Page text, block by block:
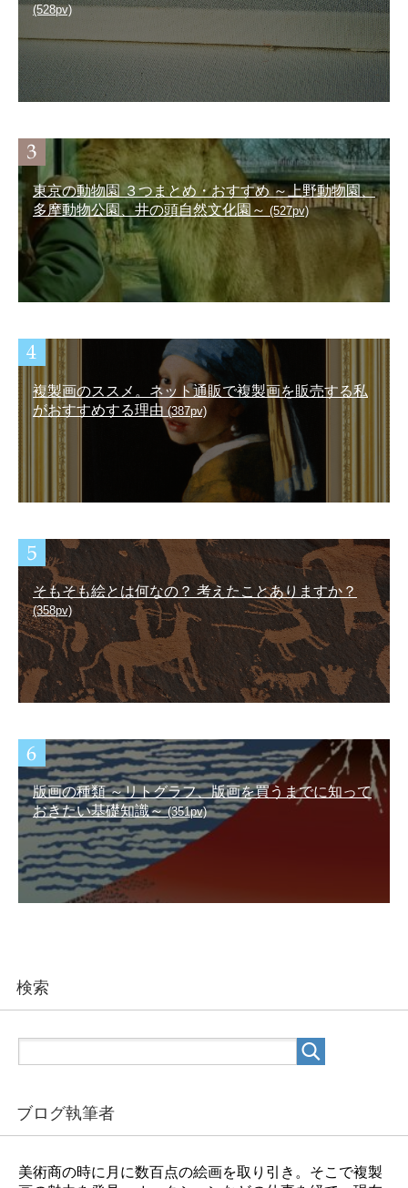
(528pv)
東京の動物園 ３つまとめ・おすすめ ～上野動物園、
多摩動物公園、井の頭自然文化園～ (527pv)
複製画のススメ。ネット通販で複製画を販売する私
がおすすめする理由 (387pv)
そもそも絵とは何なの？ 考えたことありますか？
(358pv)
版画の種類 ～リトグラフ、版画を買うまでに知って
おきたい基礎知識～(351pv)
検索
ブログ執筆者
美術商の時に月に数百点の絵画を取り引き。そこで複製